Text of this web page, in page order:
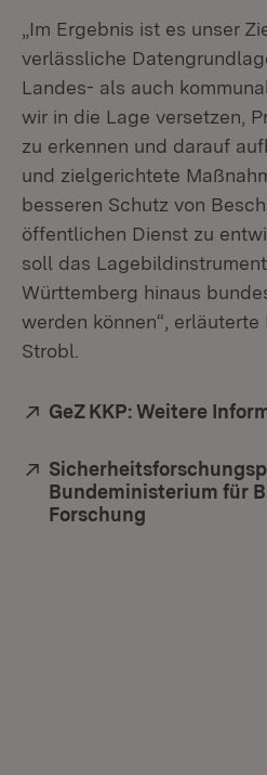
„Im Ergebnis ist es unser
verlässliche
Landes- als auch
wir in die Lage versetzen,
zu erkennen und darauf
und zielgerichtete
besseren Schutz von
öffentlichen Dienst zu
soll das
Württemberg hinaus
werden können“, erläuterte
Strobl.
Extern:
GeZ KKP: Weitere
Extern:
Bundeministerium für
Forschung